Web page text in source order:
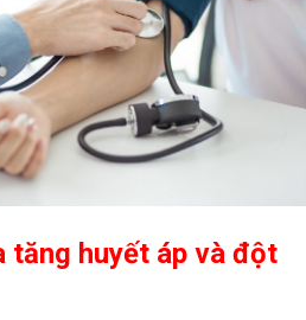
tăng huyết áp và đột